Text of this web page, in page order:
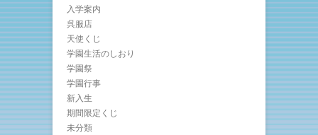
入学案内
呉服店
天使くじ
学園生活のしおり
学園祭
学園行事
新入生
期間限定くじ
未分類